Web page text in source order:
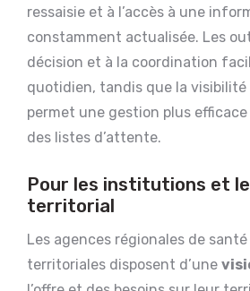
ressaisie et à l’accès à une
constamment actualisée. Les
décision et à la coordination
quotidien, tandis que la visibilité
permet une gestion plus
des listes d’attente.
Pour les institutions et
territorial
Les agences régionales de
territoriales disposent d’une